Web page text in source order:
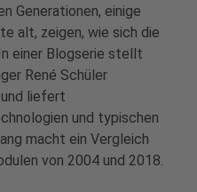
Generationen, einige
alt, zeigen, wie sich die
einer Blogserie stellt
René Schüler
liefert
und typischen
macht ein Vergleich
von 2004 und 2018.